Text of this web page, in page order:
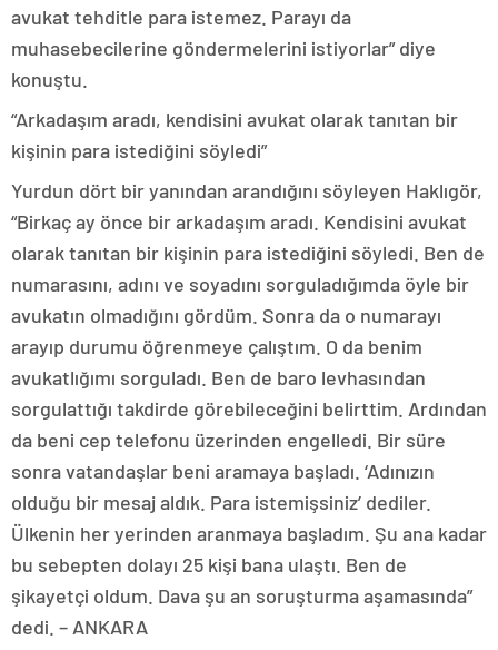
avukat tehditle para istemez. Parayı da
muhasebecilerine göndermelerini istiyorlar” diye
konuştu.
“Arkadaşım aradı, kendisini avukat olarak tanıtan bir
kişinin para istediğini söyledi”
Yurdun dört bir yanından arandığını söyleyen Haklıgör,
“Birkaç ay önce bir arkadaşım aradı. Kendisini avukat
olarak tanıtan bir kişinin para istediğini söyledi. Ben de
numarasını, adını ve soyadını sorguladığımda öyle bir
avukatın olmadığını gördüm. Sonra da o numarayı
arayıp durumu öğrenmeye çalıştım. O da benim
avukatlığımı sorguladı. Ben de baro levhasından
sorgulattığı takdirde görebileceğini belirttim. Ardından
da beni cep telefonu üzerinden engelledi. Bir süre
sonra vatandaşlar beni aramaya başladı. ‘Adınızın
olduğu bir mesaj aldık. Para istemişsiniz’ dediler.
Ülkenin her yerinden aranmaya başladım. Şu ana kadar
bu sebepten dolayı 25 kişi bana ulaştı. Ben de
şikayetçi oldum. Dava şu an soruşturma aşamasında”
dedi. – ANKARA